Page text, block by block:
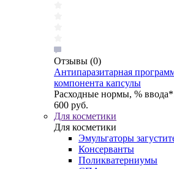
Отзывы (0)
Антипаразитарная
компонента капсулы
Расходные нормы, %
600 руб.
Для косметики
Для косметики
Эмульгаторы
Консерванты
Поликватерниумы